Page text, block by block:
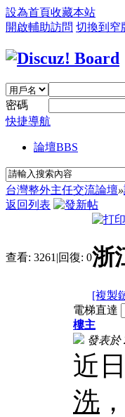
設為首頁收藏本站
開啟輔助訪問 切換到窄
密碼
快捷導航
論壇BBS
台灣整外主任交流論壇»
返回列表
查看: 3261 |回復: 0浙
[複製
電梯直達
樓主
發表於
近
洗